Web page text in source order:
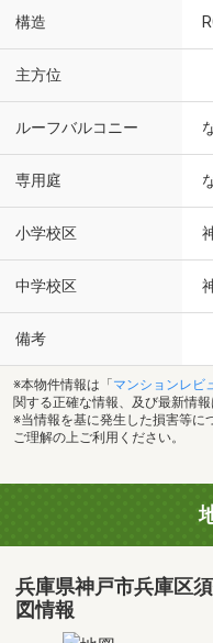
構造
主方位
ルーフバルコニー
専用庭
小学校区
中学校区
備考
※本物件情報は「 マンションレビ
関する正確な情報、及び最新情
※当情報を基に発生した損害等に
ご理解の上ご利用ください。
兵庫県神戸市兵庫区
図情報